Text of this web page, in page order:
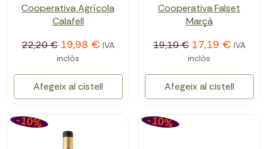
Cooperativa Agrícola
Calafell
22,20 € 19,98 € IVA
inclòs
Afegeix al cistell
Cooperativa Falset
Marçà
19,10 € 17,19 € IVA
inclòs
Afegeix al cistell
-10% -10%